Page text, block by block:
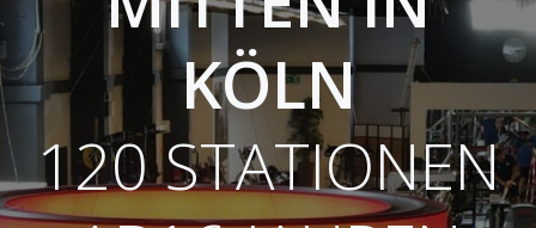
KÖLN
120 STATIONEN